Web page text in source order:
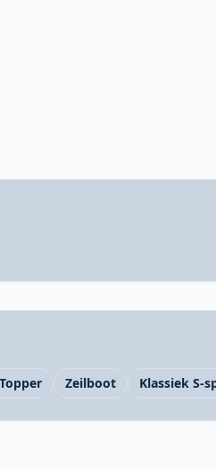
Topper Zeilboot Klassiek S-